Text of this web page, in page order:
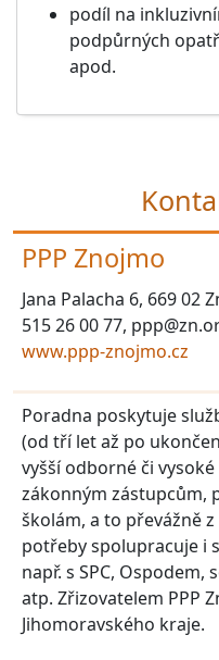
podíl na
podpůrných
apod.
PPP Znojmo
Jana Palacha 6, 669 02
515 26 00 77,
www.ppp-znojmo.cz
Poradna poskytuje
(od tří let až po
vyšší odborné či
zákonným zástupcům,
školám, a to převážně
potřeby spolupracuje i
např. s SPC,
atp. Zřizovatelem PPP
Jihomoravského kraje.